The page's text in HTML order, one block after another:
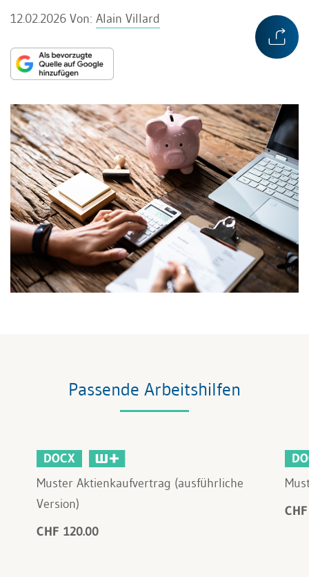
12.02.2026 Von: Alain Villard
Passende Arbeitshilfen
DOCX
Muster Aktienkaufvertrag (ausführliche
Version)
CHF 120.00